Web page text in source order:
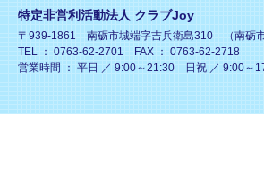
特定非営利活動法人 クラブJoy
〒939-1861 南砺市城端字吉兵衛島310 （南砺市
TEL ： 0763-62-2701 FAX ： 0763-62-2718
営業時間 ： 平日 ／ 9:00～21:30 日祝 ／ 9:00～